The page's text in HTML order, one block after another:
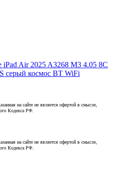
Air 2025 A3268 M3 4.05 8C
серый космос BT WiFi
на сайте не является офертой в смысле,
Кодекса РФ.
на сайте не является офертой в смысле,
Кодекса РФ.